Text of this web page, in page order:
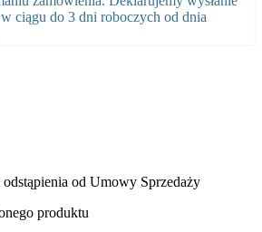
ciągu do 3 dni roboczych od dnia
od Umowy Sprzedaży
produktu